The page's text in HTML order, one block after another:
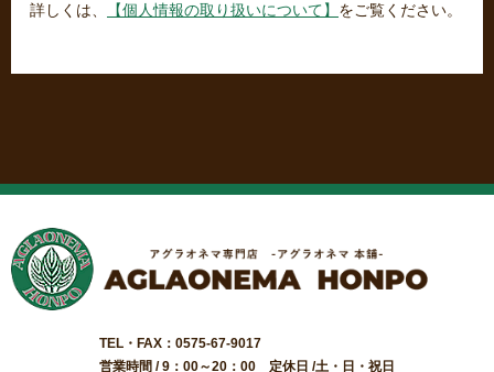
詳しくは、
【個人情報の取り扱いについて】 をご覧ください。
TEL・FAX：0575-67-9017
営業時間 / 9：00～20：00 定休日 /土・日・祝日